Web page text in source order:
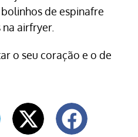
de espinafre
airfryer.
o seu coração e o de